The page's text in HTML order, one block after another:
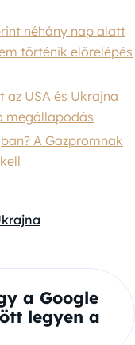
néhány nap alatt
történik előrelépés
USA és Ukrajna
megállapodás
A Gazpromnak
a Google
legyen a